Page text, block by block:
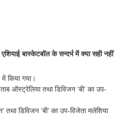
बास्केटबॉल के सन्दर्भ में क्या सही नहीं
किया गया।
ऑस्ट्रेलिया तथा डिविजन ‘बी’ का उप-
तथा डिविजन ‘बी’ का उप-विजेता मलेशिया